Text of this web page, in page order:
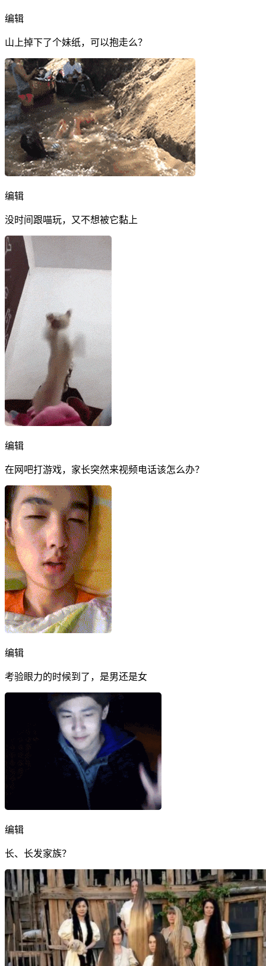
编辑
山上掉下了个妹纸，可以抱走么？
编辑
没时间跟喵玩，又不想被它黏上
编辑
在网吧打游戏，家长突然来视频电话该怎么办？
编辑
考验眼力的时候到了，是男还是女
编辑
长、长发家族？